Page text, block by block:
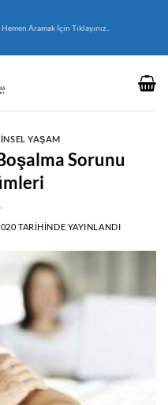
Hemen Aramak İçin Tıklayınız..
YAŞAM
Sorunu
TARIHINDE YAYINLANDI